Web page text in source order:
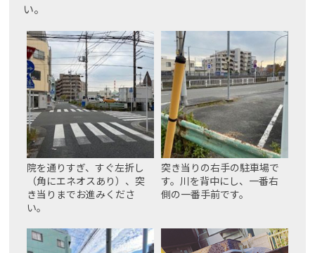
い。
院を通りすぎ、すぐ左折し
（角にエネオスあり）、突
き当りまでお進みくださ
い。
突き当りの右手の駐車場で
す。川を背中にし、一番右
側の一番手前です。